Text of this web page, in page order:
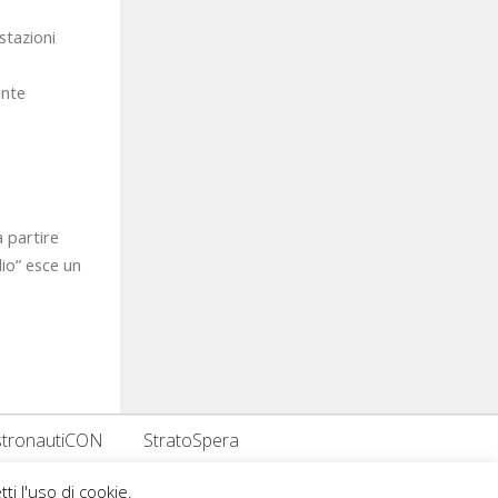
partire
esce un
StratoSpera
l'uso di cookie.